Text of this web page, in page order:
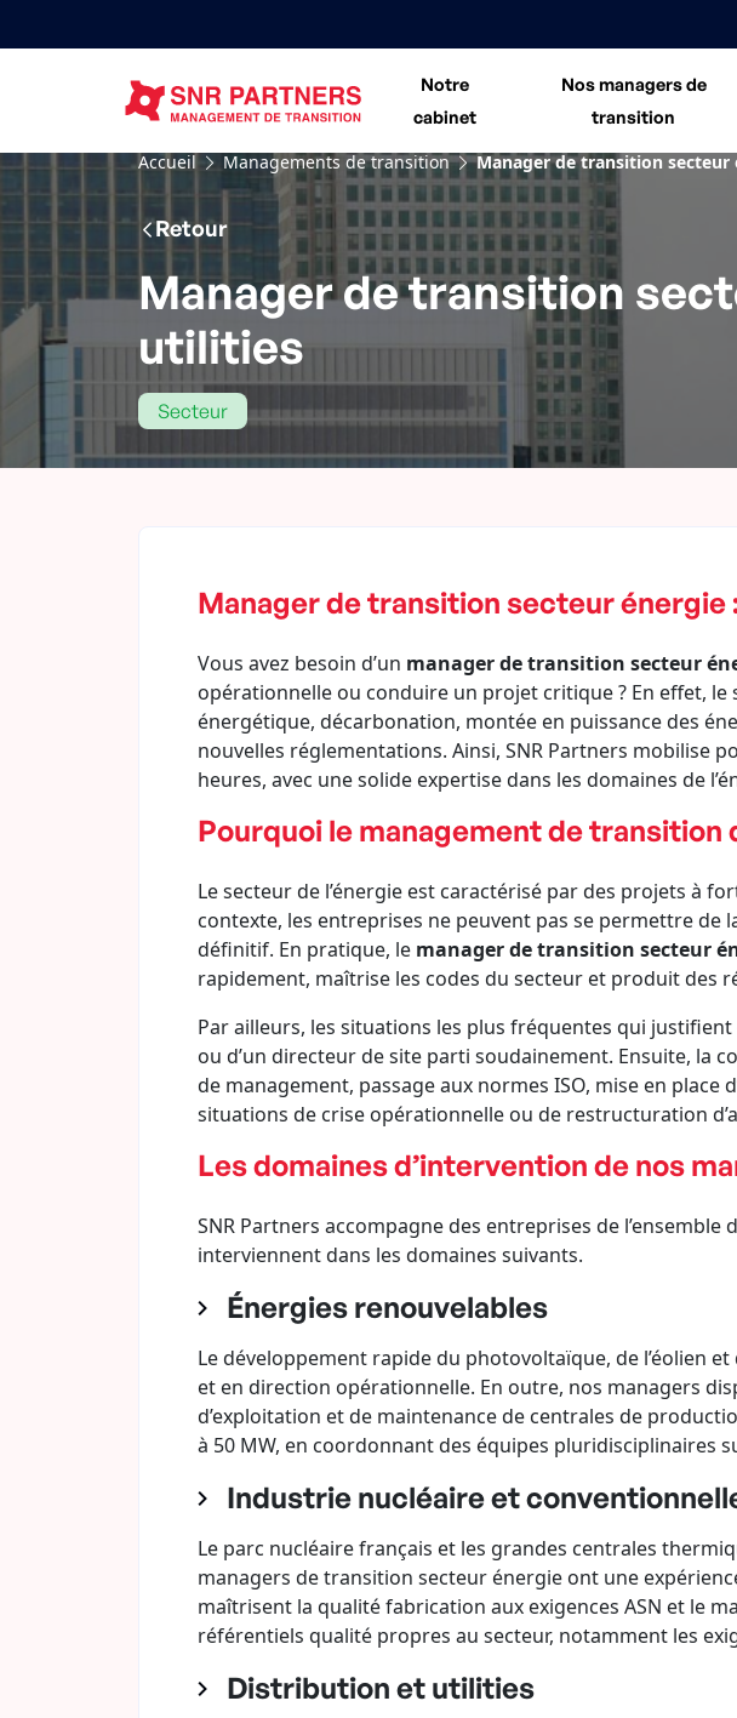
Notre
cabinet
Nos managers de
transition
Accueil Managements de transition Manager de transition
Retour
Manager de transition
utilities
Secteur
Manager de transition secteur énergie
Vous avez besoin d’un manager de transition secteur
opérationnelle ou conduire un projet critique ? En effet,
énergétique, décarbonation, montée en puissance des
nouvelles réglementations. Ainsi, SNR Partners mobilise
heures, avec une solide expertise dans les domaines de
Pourquoi le management de transition
Le secteur de l’énergie est caractérisé par des projets à
contexte, les entreprises ne peuvent pas se permettre de
définitif. En pratique, le manager de transition secteur
rapidement, maîtrise les codes du secteur et produit des
Par ailleurs, les situations les plus fréquentes qui
ou d’un directeur de site parti soudainement. Ensuite, la
de management, passage aux normes ISO, mise en
situations de crise opérationnelle ou de restructuration
Les domaines d’intervention de nos
SNR Partners accompagne des entreprises de
interviennent dans les domaines suivants.
Énergies renouvelables
Le développement rapide du photovoltaïque, de l’éolien
et en direction opérationnelle. En outre, nos managers
d’exploitation et de maintenance de centrales de
à 50 MW, en coordonnant des équipes pluridisciplinaires
Industrie nucléaire et
Le parc nucléaire français et les grandes centrales
managers de transition secteur énergie ont une
maîtrisent la qualité fabrication aux exigences ASN et le
référentiels qualité propres au secteur, notamment les
Distribution et utilities